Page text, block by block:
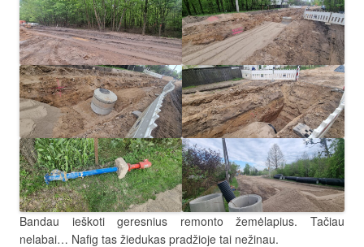
Bandau ieškoti geresnius remonto žemėlapius. Tačiau
nelabai… Nafig tas žiedukas pradžioje tai nežinau.